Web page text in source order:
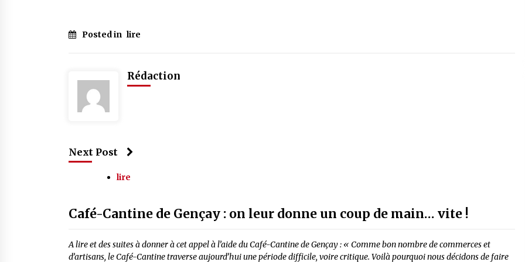
Posted in lire
Rédaction
Next Post
lire
Café-Cantine de Gençay : on leur donne un coup de main… vite !
A lire et des suites à donner à cet appel à l’aide du Café-Cantine de Gençay : « Comme bon nombre de commerces et
d’artisans, le Café-Cantine traverse aujourd’hui une période difficile, voire critique. Voilà pourquoi nous décidons de faire